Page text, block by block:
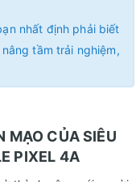
nhất định phải biết
tầm trải nghiệm,
MẠO CỦA SIÊU
PIXEL 4A